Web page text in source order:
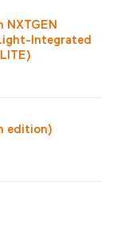
NXTGEN
Integrated
edition)